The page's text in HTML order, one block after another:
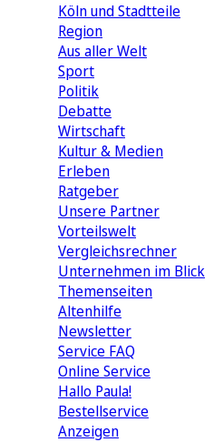
Köln und Stadtteile
Region
Aus aller Welt
Sport
Politik
Debatte
Wirtschaft
Kultur & Medien
Erleben
Ratgeber
Unsere Partner
Vorteilswelt
Vergleichsrechner
Unternehmen im Blick
Themenseiten
Altenhilfe
Newsletter
Service FAQ
Online Service
Hallo Paula!
Bestellservice
Anzeigen